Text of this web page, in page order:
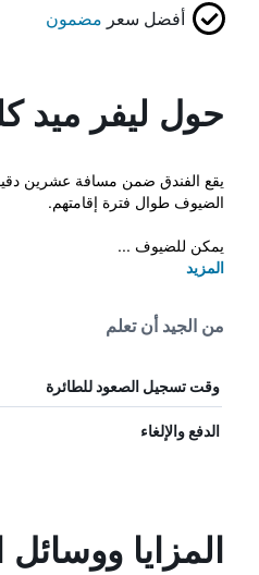
أفضل سعر مضمون
حول ليفر ميد
الضيوف طوال فترة إقامتهم.
يمكن للضيوف ...
المزيد
من الجيد أن تعلم
وقت تسجيل الصعود للطائرة
الدفع والإلغاء
المزايا